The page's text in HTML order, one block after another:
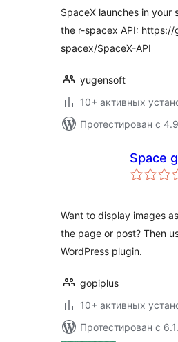
SpaceX launches in your
the r-spacex API:
spacex/SpaceX-API
yugensoft
10+ активных
Протестирован с
Space
Want to display images
the page or post? Then
WordPress plugin.
gopiplus
10+ активных
Протестирован с